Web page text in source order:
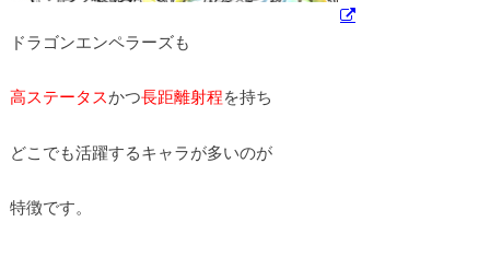
ドラゴンエンペラーズも
高ステータスかつ長距離射程を持ち
どこでも活躍するキャラが多いのが
特徴です。